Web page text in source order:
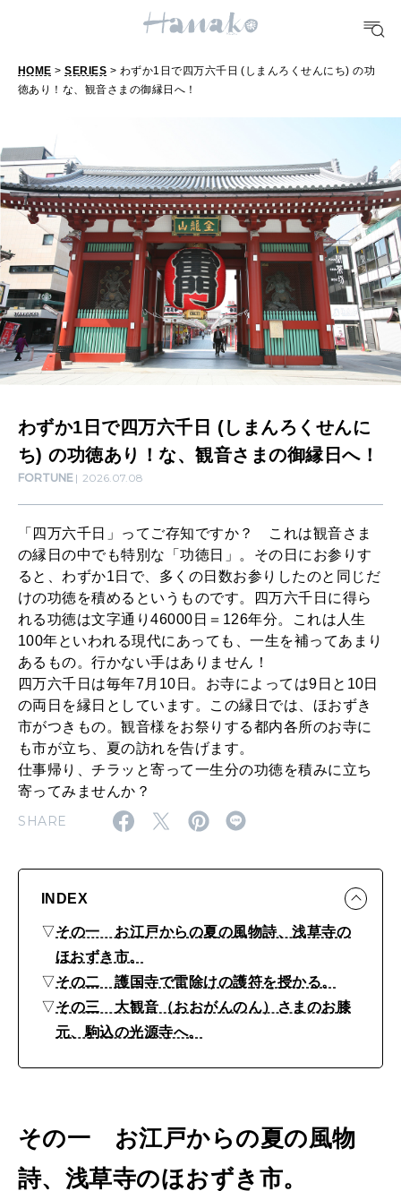
明日のわたし
女神まり愛のタロットメッセージ
算命学がわかる今月のあなた
LEARN
知る、考える
MAMA
ママもいろいろ
わたしができること
WORK&MONEY
いい人生って？
MAGAZINE
特集
2026年9月号「北海道 おいしく遊ぶ、夏のご褒美旅。」
2026年8月号『お茶の時間です。』
2026年7月号「鎌倉 ローカルが 教えてくれた 本当の歩き方。」
2026年5月号「“大好き”に出会いに。韓国」
2026年4月号「未来をつくる、学びの教科書。」
2026年2月号「良運を掴む 新・開運術。」
2025年12月号「お酒の新常識。」
MAGAZINE
わ
か
1
日
で
四
万
六
千
(
し
ま
ろ
く
せ
ん
に
ち
)
の
功
徳
り
！
な
観
ま
御
縁
HOME >SERIES > わずか1日で四万六千日 (しまんろくせんにち) の功
徳あり！な、観音さまの御縁日へ！
わずか1日で四万六千日 (しまんろくせんに
ち) の功徳あり！な、観音さまの御縁日へ！
FORTUNE 2026.07.08
「四万六千日」ってご存知ですか？ これは観音さま
の縁日の中でも特別な「功徳日」。その日にお参りす
ると、わずか1日で、多くの日数お参りしたのと同じだ
けの功徳を積めるというものです。四万六千日に得ら
れる功徳は文字通り46000日＝126年分。これは人生
100年といわれる現代にあっても、一生を補ってあまり
あるもの。行かない手はありません！
四万六千日は毎年7月10日。お寺によっては9日と10日
の両日を縁日としています。この縁日では、ほおずき
市がつきもの。観音様をお祭りする都内各所のお寺に
も市が立ち、夏の訪れを告げます。
仕事帰り、チラッと寄って一生分の功徳を積みに立ち
寄ってみませんか？
SHARE
INDEX
▽その一 お江戸からの夏の風物詩、浅草寺の
ほおずき市。
▽その二 護国寺で雷除けの護符を授かる。
▽その三 大観音（おおがんのん）さまのお膝
元、駒込の光源寺へ。
その一 お江戸からの夏の風物
詩、浅草寺のほおずき市。